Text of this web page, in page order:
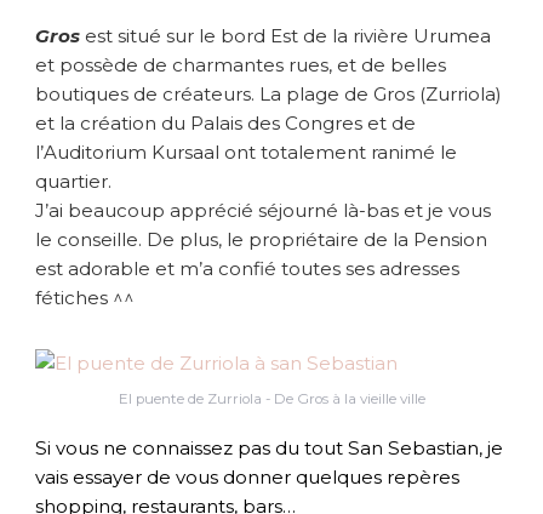
Gros est situé sur le bord Est de la rivière Urumea
et possède de charmantes rues, et de belles
boutiques de créateurs. La plage de Gros (Zurriola)
et la création du Palais des Congres et de
l’Auditorium Kursaal ont totalement ranimé le
quartier.
J’ai beaucoup apprécié séjourné là-bas et je vous
le conseille. De plus, le propriétaire de la Pension
est adorable et m’a confié toutes ses adresses
fétiches ^^
El puente de Zurriola - De Gros à la vieille ville
Si vous ne connaissez pas du tout San Sebastian, je
vais essayer de vous donner quelques repères
shopping, restaurants, bars…